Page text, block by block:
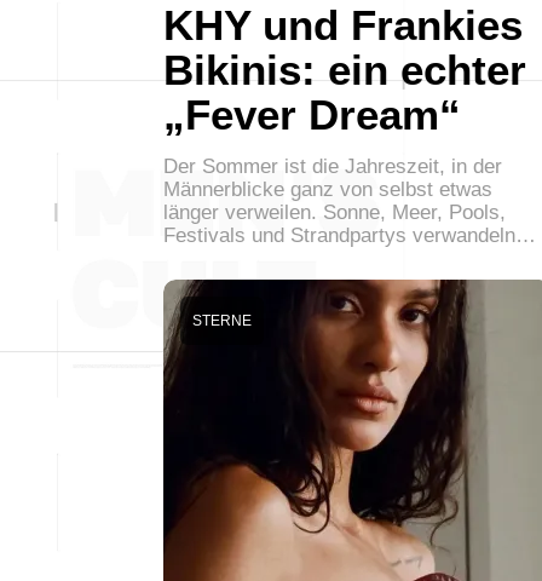
KHY und Frankies
Bikinis: ein echter
„Fever Dream“
Der Sommer ist die Jahreszeit, in der
Männerblicke ganz von selbst etwas
länger verweilen. Sonne, Meer, Pools,
Festivals und Strandpartys verwandeln…
STERNE